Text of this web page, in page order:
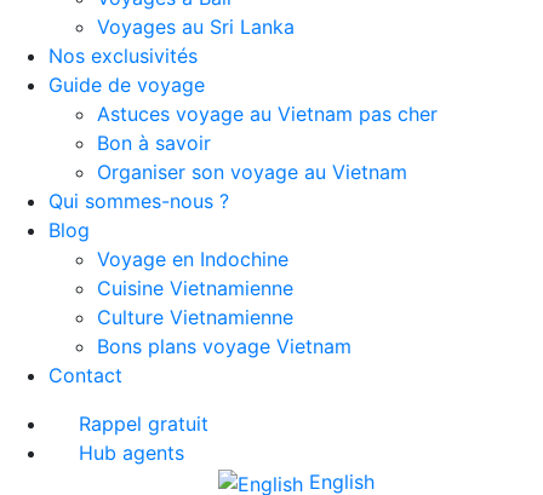
Voyages au Sri Lanka
Nos exclusivités
Guide de voyage
Astuces voyage au Vietnam pas cher
Bon à savoir
Organiser son voyage au Vietnam
Qui sommes-nous ?
Blog
Voyage en Indochine
Cuisine Vietnamienne
Culture Vietnamienne
Bons plans voyage Vietnam
Contact
Rappel gratuit
Hub agents
English